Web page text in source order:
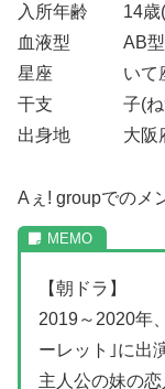
入所年齢 14歳(
血液型 AB型
星座 いて
干支 子(ね
出身地 大阪
Aぇ! groupでの
【朝ドラ】
2019～2020年
ーレット｣に出
主人公の妹の恋